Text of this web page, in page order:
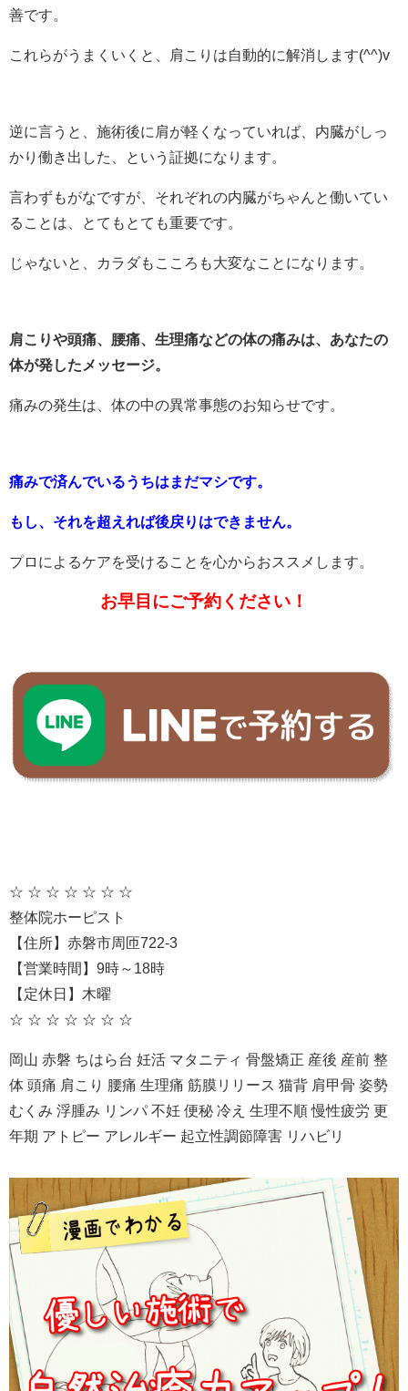
善です。
これらがうまくいくと、肩こりは自動的に解消します(^^)v
逆に言うと、施術後に肩が軽くなっていれば、内臓がしっ
かり働き出した、という証拠になります。
言わずもがなですが、それぞれの内臓がちゃんと働いてい
ることは、とてもとても重要です。
じゃないと、カラダもこころも大変なことになります。
肩こりや頭痛、腰痛、生理痛などの体の痛みは、あなたの
体が発したメッセージ。
痛みの発生は、体の中の異常事態のお知らせです。
痛みで済んでいるうちはまだマシです。
もし、それを超えれば後戻りはできません。
プロによるケアを受けることを心からおススメします。
お早目にご予約ください！
☆ ☆ ☆ ☆ ☆ ☆ ☆
整体院ホーピスト
【住所】赤磐市周匝722-3
【営業時間】9時～18時
【定休日】木曜
☆ ☆ ☆ ☆ ☆ ☆ ☆
岡山 赤磐 ちはら台 妊活 マタニティ 骨盤矯正 産後 産前 整
体 頭痛 肩こり 腰痛 生理痛 筋膜リリース 猫背 肩甲骨 姿勢
むくみ 浮腫み リンパ 不妊 便秘 冷え 生理不順 慢性疲労 更
年期 アトピー アレルギー 起立性調節障害 リハビリ